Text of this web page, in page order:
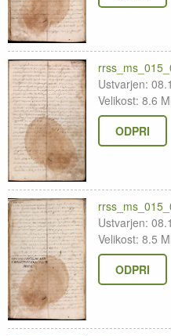
Ustvarjen:
Velikost: 8.6
ODPRI
Ustvarjen:
Velikost: 8.5
ODPRI